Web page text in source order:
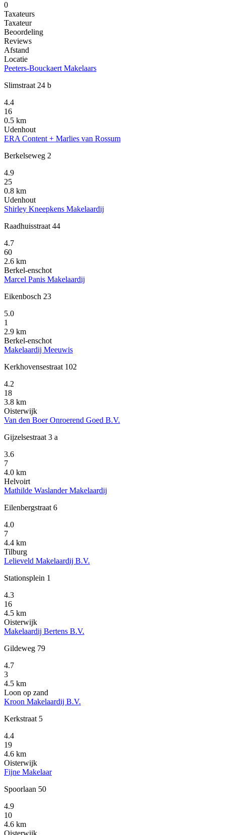
0
Taxateurs
Taxateur
Beoordeling
Reviews
Afstand
Locatie
Peeters-Bouckaert Makelaars
Slimstraat 24 b
4.4
16
0.5 km
Udenhout
ERA Content + Marlies van Rossum
Berkelseweg 2
4.9
25
0.8 km
Udenhout
Shirley Kneepkens Makelaardij
Raadhuisstraat 44
4.7
60
2.6 km
Berkel-enschot
Marcel Panis Makelaardij
Eikenbosch 23
5.0
1
2.9 km
Berkel-enschot
Makelaardij Meeuwis
Kerkhovensestraat 102
4.2
18
3.8 km
Oisterwijk
Van den Boer Onroerend Goed B.V.
Gijzelsestraat 3 a
3.6
7
4.0 km
Helvoirt
Mathilde Waslander Makelaardij
Eilenbergstraat 6
4.0
7
4.4 km
Tilburg
Lelieveld Makelaardij B.V.
Stationsplein 1
4.3
16
4.5 km
Oisterwijk
Makelaardij Bertens B.V.
Gildeweg 79
4.7
3
4.5 km
Loon op zand
Kroon Makelaardij B.V.
Kerkstraat 5
4.4
19
4.6 km
Oisterwijk
Fijne Makelaar
Spoorlaan 50
4.9
10
4.6 km